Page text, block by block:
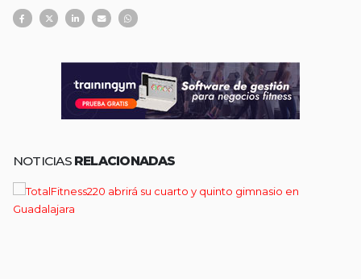
NOTICIAS RELACIONADAS